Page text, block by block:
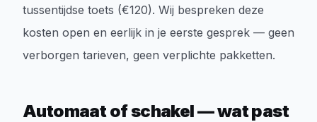
tussentijdse toets (€120). Wij bespreken deze
kosten open en eerlijk in je eerste gesprek — geen
verborgen tarieven, geen verplichte pakketten.
Automaat of schakel — wat past